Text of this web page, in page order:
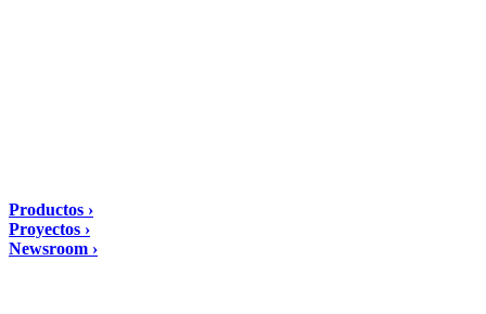
Productos ›
Proyectos ›
Newsroom ›